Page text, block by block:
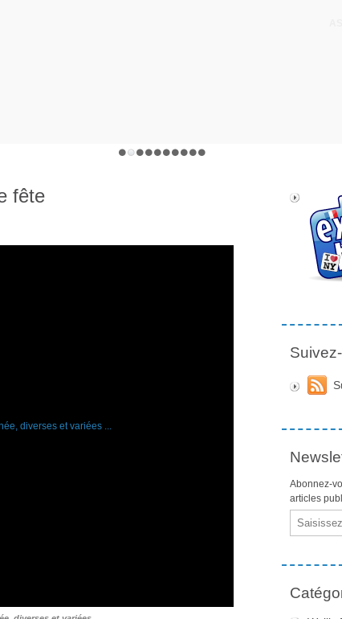
fête
Abonnez-
articles
Email